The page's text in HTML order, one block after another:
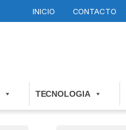
INICIO CONTACTO
TECNOLOGIA